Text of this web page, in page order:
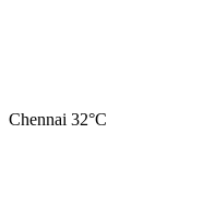
Chennai 32°C